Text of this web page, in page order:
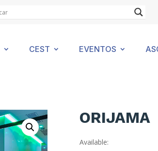
CEST EVENTOS
ORIJAMA
Available: